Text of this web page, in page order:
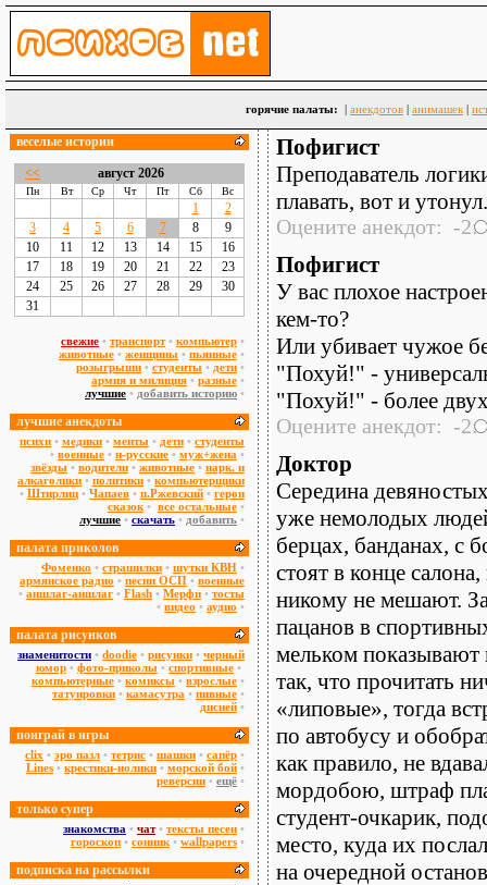
горячие палаты: | анекдотов | анимашек |
веселые истории
<< август 2026
Пн Вт Ср Чт Пт Сб Вс
1
2
3
4 5 6 7 8
9
10
11 12 13 14 15
16
17
18 19 20 21 22
23
24
25 26 27 28 29
30
31
свежие • транспорт• компьютер •
животные • женщины • пьянные •
розыгрыши • студенты • дети •
армия и милиция • разные •
лучшие • добавить историю •
лучшие анекдоты
психи • медики • менты • дети • студенты
• военные • н-русские • муж+жена •
звёзды • водители • животные • нарк. и
алкаголики • политики • компьютерщики
• Штирлиц • Чапаев • п.Ржевский • герои
сказок • все остальные •
лучшие • скачать • добавить •
палата приколов
Фоменко • страшилки • шутки КВН •
армянское радио • песни ОСП • военные
• аншлаг-аншлаг • Flash • Мерфи • тосты
• видео • аудио •
палата рисунков
знаменитости • doodie • рисунки • черный
юмор • фото-приколы • спортивные •
компьютерные • комиксы • взрослые •
татуировки • камасутра • пивные •
дисней •
поиграй в игры
сlix • эро пазл • тетрис • шашки • сапёр •
Lines • крестики-нолики • морской бой •
реверсии • ещё •
только супер
знакомства • чат• тексты песен •
гороскоп • сонник • wallpapers •
подписка на рассылки
Пофигист
Преподаватель
плавать, вот и
Оцените анекдот: -2:
Пофигист
У вас плохое
кем-то?
Или убивает чужое
"Похуй!" -
"Похуй!" - более
Оцените анекдот: -2:
Доктор
Середина
уже немолодых
берцах, банданах, с
стоят в конце
никому не мешают.
пацанов в
мельком показывают
так, что прочитать
«липовые», тогда
по автобусу и
как правило, не
мордобою, штраф
студент-очкарик,
место, куда их
на очередной